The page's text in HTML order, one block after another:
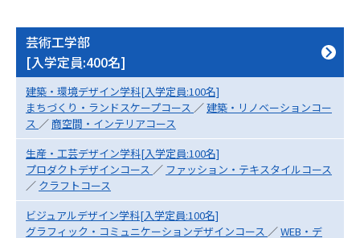
大学・短大以外の資料から請求
専門学校の資料請求 大学院の資料請求
留学・進学関連、塾・予備校
大学入学共通テスト「受験案
内」の請求
大学入学共通テスト「受験上の
配慮案内」の請求
芸術工学部
[入学定員:400名]
建築・環境デザイン学科[入学定員:100名]
まちづくり・ランドスケープコース ／建築・リノベーションコー
ス ／ 商空間・インテリアコース
生産・工芸デザイン学科[入学定員:100名]
プロダクトデザインコース ／ ファッション・テキスタイルコース
／ クラフトコース
ビジュアルデザイン学科[入学定員:100名]
グラフィック・コミュニケーションデザインコース ／WEB・デ